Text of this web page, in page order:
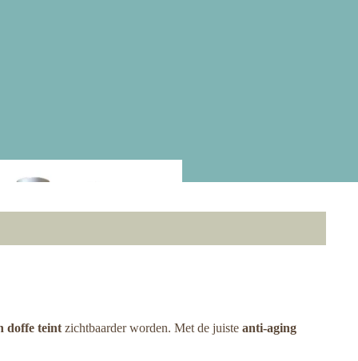
doffe teint zichtbaarder worden. Met de juiste anti-aging